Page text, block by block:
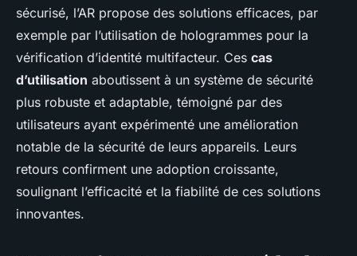
sécurisé, l’AR propose des solutions efficaces, par
exemple par l’utilisation de hologrammes pour la
vérification d’identité multifacteur. Ces cas
d’utilisation aboutissent à un système de sécurité
plus robuste et adaptable, témoigné par des
utilisateurs ayant expérimenté une amélioration
notable de la sécurité de leurs appareils. Leurs
retours confirment une adoption croissante,
soulignant l’efficacité et la fiabilité de ces solutions
innovantes.